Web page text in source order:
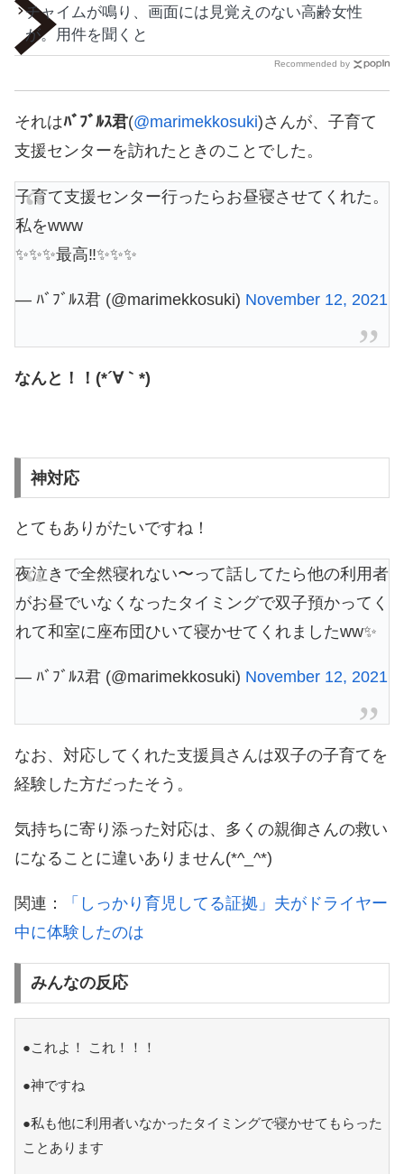
チャイムが鳴り、画面には見覚えのない高齢女性
が。用件を聞くと
Recommended by
それはﾊﾞﾌﾞﾙｽ君(@marimekkosuki)さんが、子育て
支援センターを訪れたときのことでした。
子育て支援センター行ったらお昼寝させてくれた。
私をwww
✨✨✨最高‼︎✨✨✨
— ﾊﾞﾌﾞﾙｽ君 (@marimekkosuki) November 12, 2021
なんと！！(*´∀｀*)
神対応
とてもありがたいですね！
夜泣きで全然寝れない〜って話してたら他の利用者
がお昼でいなくなったタイミングで双子預かってく
れて和室に座布団ひいて寝かせてくれましたww✨
— ﾊﾞﾌﾞﾙｽ君 (@marimekkosuki) November 12, 2021
なお、対応してくれた支援員さんは双子の子育てを
経験した方だったそう。
気持ちに寄り添った対応は、多くの親御さんの救い
になることに違いありません(*^_^*)
関連：
「しっかり育児してる証拠」夫がドライヤー
中に体験したのは
みんなの反応
●これよ！ これ！！！
●神ですね
●私も他に利用者いなかったタイミングで寝かせてもらった
ことあります